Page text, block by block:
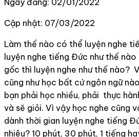
Ngày đăng: 02/01/2022
Cập nhật: 07/03/2022
Làm thế nào có thể luyện nghe
luyện nghe tiếng Đức như thế
gốc thì luyện nghe như thế nào?
cũng như học bất cứ ngôn ngữ
bạn phải học nhiều, phải thực
và sẽ giỏi. Vì vậy học nghe cũng
dành thời gian luyện nghe tiếng
nhiêu? 10 phút, 30 phút, 1 tiếng